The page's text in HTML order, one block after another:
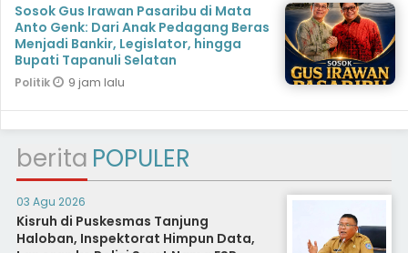
Sosok Gus Irawan Pasaribu di Mata
Anto Genk: Dari Anak Pedagang Beras
Menjadi Bankir, Legislator, hingga
Bupati Tapanuli Selatan
Politik 9 jam lalu
berita POPULER
03 Agu 2026
Kisruh di Puskesmas Tanjung
Haloban, Inspektorat Himpun Data,